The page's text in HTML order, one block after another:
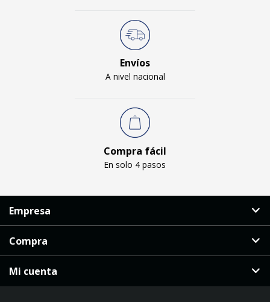
Envíos
A nivel nacional
Compra fácil
En solo 4 pasos
Empresa
Compra
Mi cuenta